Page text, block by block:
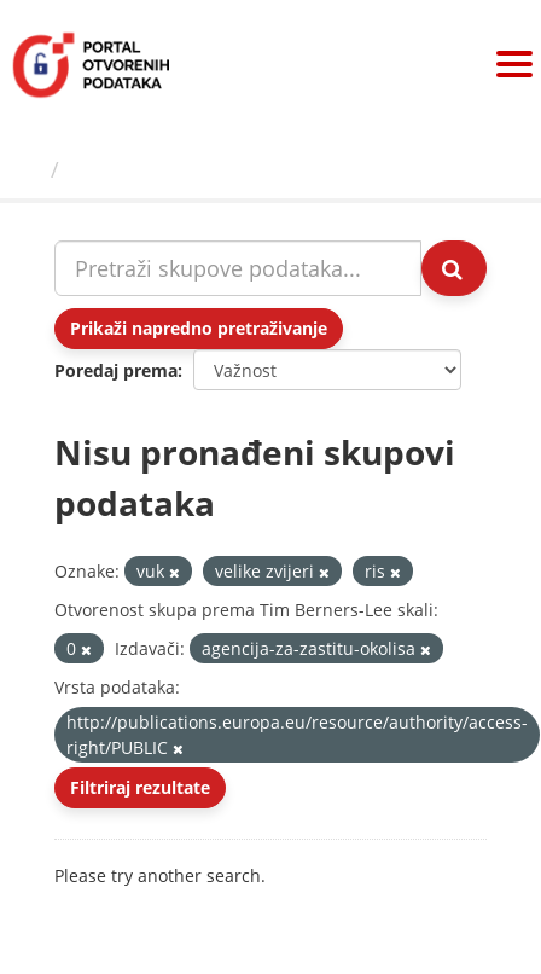
sadržaj
Prikaži napredno pretraživanje
Poredaj prema
Nisu pronađeni skupovi
podataka
Oznake: vuk velike zvijeri
ris
Otvorenost skupa prema Tim Berners-Lee skali:
0
Izdavači:
agencija-za-zastitu-okolisa
Vrsta podataka:
http://publications.europa.eu/resource/authority/access-
right/PUBLIC
Filtriraj rezultate
Please try another search.